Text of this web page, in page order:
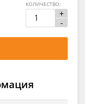
+
-
КОЛИЧЕСТВО: